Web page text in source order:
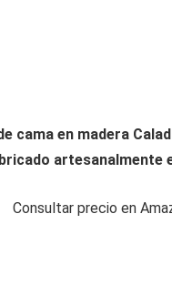
cama en madera
artesanalmente
Consultar precio en